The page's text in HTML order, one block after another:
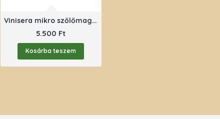
Vinisera mikro szőlőmagörlemény 250 g
5.500 Ft
Kosárba teszem